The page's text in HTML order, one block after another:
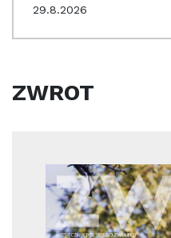
29.8.2026
ZWROT